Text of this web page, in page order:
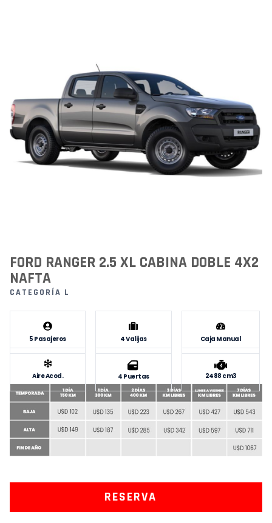
FORD RANGER 2.5 XL CABINA DOBLE 4X2
NAFTA
CATEGORÍA L
5 Pasajeros 4 Valijas Caja Manual
Aire Acod. 4 Puertas 2488 cm3
RESERVA